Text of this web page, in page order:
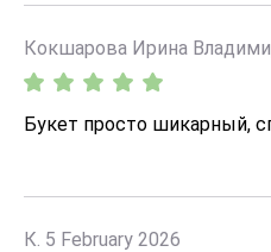
Кокшарова Ирина
Букет просто шикарный,
К. 5 February 2026